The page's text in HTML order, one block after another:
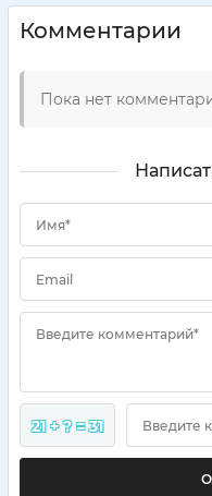
Комментарии
Пока нет
Имя*
Email
Введите комментарий*
21 + ? = 31 Введите